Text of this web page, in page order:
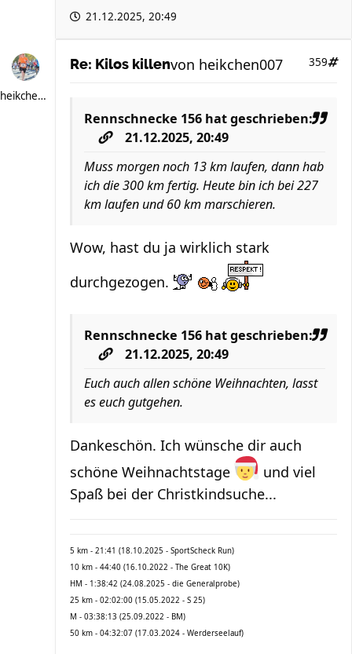
21.12.2025, 20:49
heikchen007
Re: Kilos killen 359
von heikchen007
Rennschnecke 156 hat geschrieben:
21.12.2025, 20:49
Muss morgen noch 13 km laufen, dann hab
ich die 300 km fertig. Heute bin ich bei 227
km laufen und 60 km marschieren.
Wow, hast du ja wirklich stark
durchgezogen.
Rennschnecke 156 hat geschrieben:
21.12.2025, 20:49
Euch auch allen schöne Weihnachten, lasst
es euch gutgehen.
Dankeschön. Ich wünsche dir auch
schöne Weihnachtstage
und viel
Spaß bei der Christkindsuche...
5 km - 21:41 (18.10.2025 - SportScheck Run)
10 km - 44:40 (16.10.2022 - The Great 10K)
HM - 1:38:42 (24.08.2025 - die Generalprobe)
25 km - 02:02:00 (15.05.2022 - S 25)
M - 03:38:13 (25.09.2022 - BM)
50 km - 04:32:07 (17.03.2024 - Werderseelauf)